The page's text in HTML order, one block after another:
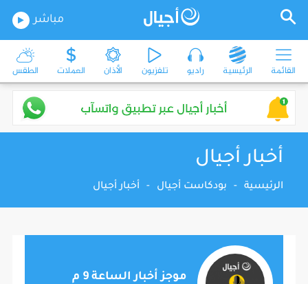
مباشر
القائمة الرئيسية راديو تلفزيون الأذان العملات الطقس
أخبار أجيال
الرئيسية - بودكاست أجيال - أخبار أجيال
موجز أخبار الساعة 9 م